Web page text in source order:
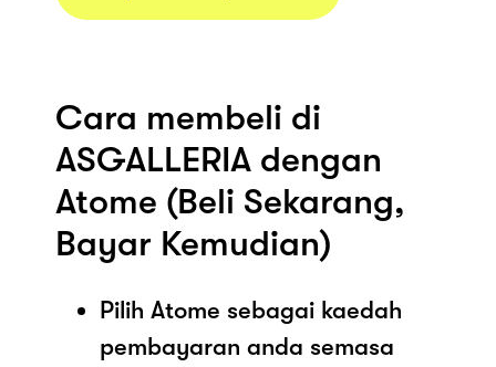
Cara membeli di
ASGALLERIA dengan
Atome (Beli Sekarang,
Bayar Kemudian)
Pilih Atome sebagai kaedah
pembayaran anda semasa